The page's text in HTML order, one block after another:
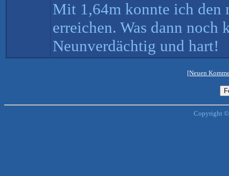
Mit 1,64m konnte ich den
erreichen. Was dann noch
Neunverdächtig und hart!
[Neuen
Copyright ©